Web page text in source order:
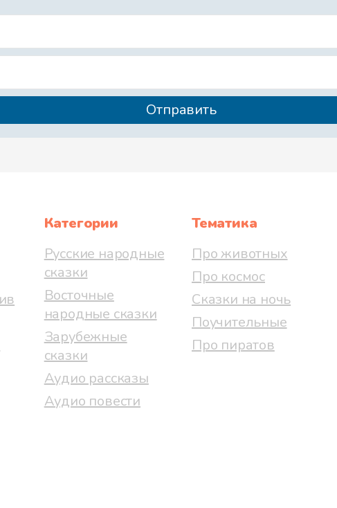
Категории
Русские народные
сказки
Восточные
народные сказки
Зарубежные
сказки
Аудио рассказы
Аудио повести
Тематика
Про животных
Про космос
Сказки на ночь
Поучительные
Про пиратов